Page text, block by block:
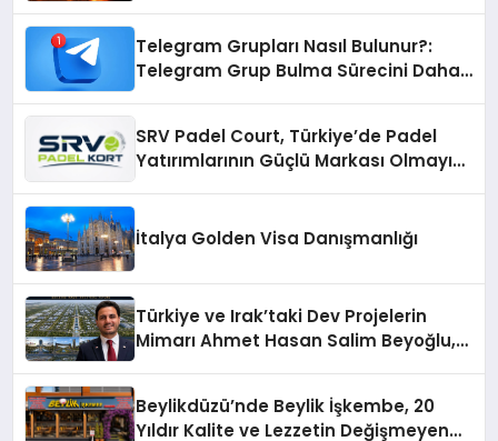
Telegram Grupları Nasıl Bulunur?:
Telegram Grup Bulma Sürecini Daha
SRV Padel Court, Türkiye’de Padel
Yatırımlarının Güçlü Markası Olmayı
İtalya Golden Visa Danışmanlığı
Türkiye ve Irak’taki Dev Projelerin
Mimarı Ahmet Hasan Salim Beyoğlu,
Hayata Geçirecek
Beylikdüzü’nde Beylik İşkembe, 20
Yıldır Kalite ve Lezzetin Değişmeyen